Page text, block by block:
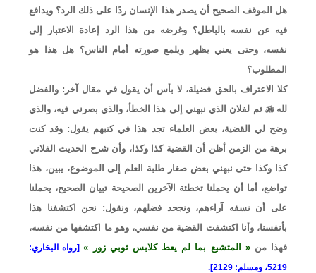
هل الموقف الصحيح أن يصدر هذا الإنسان ردًا على ذلك الرد؟ ويدافع
فيه عن نفسه بالباطل؟ وغرضه من هذا الرد إعادة الاعتبار إلى
نفسه، وحتى يعني يظهر ويلمع صورته أمام الناس؟ هل هذا هو
المطلوب؟
كلا الاعتراف بالحق فضيلة، لا بأس أن يقول في مقال آخر: والفضل
لله ثم لفلان الذي نبهني إلى هذا الخطأ، والذي بصرني فيه، والذي
وضح لي القضية، بعض العلماء تجد هذا في كتبهم يقول: وقد كنت
برهة من الزمن أظن أن القضية كذا وكذا، وأن شرح الحديث الفلاني
كذا وكذا حتى نبهني بعض صغار طلبة العلم إلى الموضوع، يبين، هذا
تواضع، أما أن يحملنا تخطئة الآخرين الصحيحة تبيان الصحيح، يحملنا
على أن نسفه آراءهم، ونجحد فضلهم، ونقول: نحن اكتشفنا هذا
بأنفسنا، وأنا اكتشفت القضية من نفسي، وهو ما اكتشفها من نفسه،
فهذا من
المتشبع بما لم يعط كلابس ثوبي زور
[رواه البخاري:
5219، ومسلم: 2129].